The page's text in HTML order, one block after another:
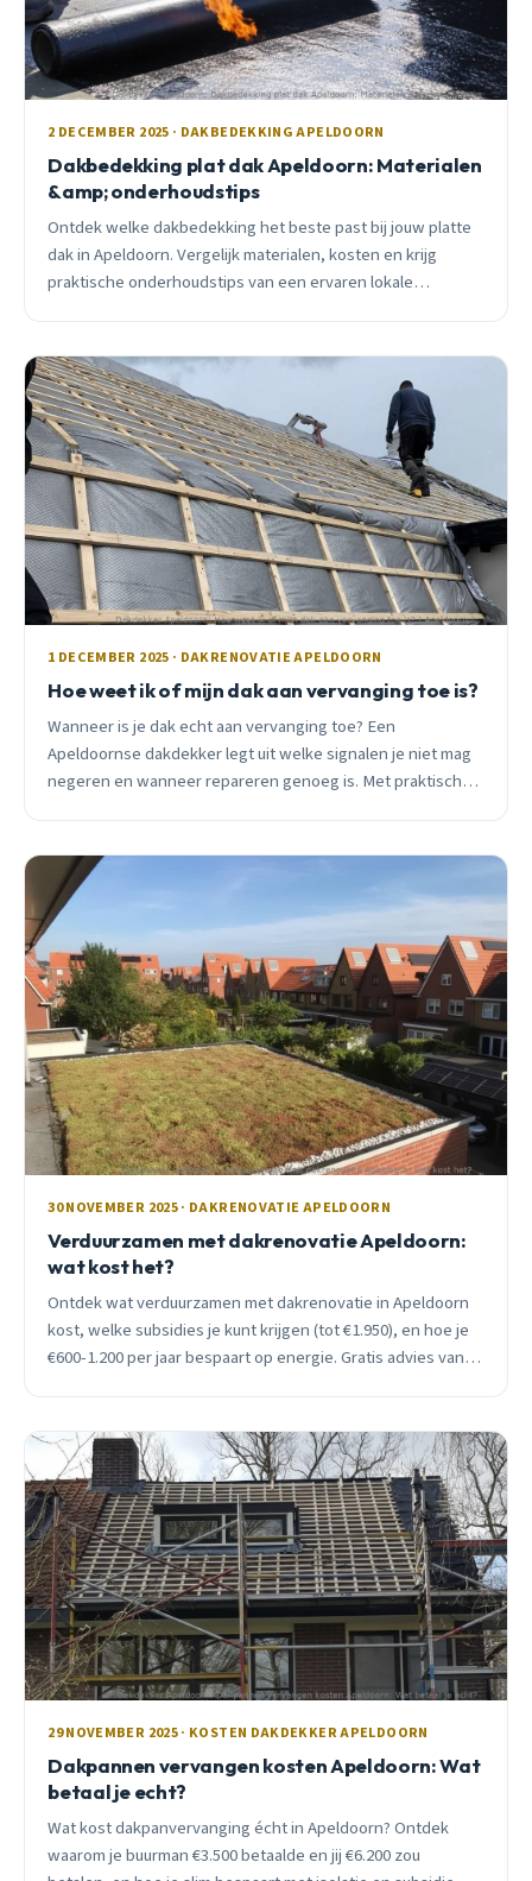
2 DECEMBER 2025 · DAKBEDEKKING APELDOORN
Dakbedekking plat dak Apeldoorn: Materialen
&amp; onderhoudstips
Ontdek welke dakbedekking het beste past bij jouw platte
dak in Apeldoorn. Vergelijk materialen, kosten en krijg
praktische onderhoudstips van een ervaren lokale
1 DECEMBER 2025 · DAKRENOVATIE APELDOORN
Hoe weet ik of mijn dak aan vervanging toe is?
Wanneer is je dak echt aan vervanging toe? Een
Apeldoornse dakdekker legt uit welke signalen je niet mag
negeren en wanneer repareren genoeg is. Met praktische
30 NOVEMBER 2025 · DAKRENOVATIE APELDOORN
Verduurzamen met dakrenovatie Apeldoorn:
wat kost het?
Ontdek wat verduurzamen met dakrenovatie in Apeldoorn
kost, welke subsidies je kunt krijgen (tot €1.950), en hoe je
€600-1.200 per jaar bespaart op energie. Gratis advies van
29 NOVEMBER 2025 · KOSTEN DAKDEKKER APELDOORN
Dakpannen vervangen kosten Apeldoorn: Wat
betaal je echt?
Wat kost dakpanvervanging écht in Apeldoorn? Ontdek
waarom je buurman €3.500 betaalde en jij €6.200 zou